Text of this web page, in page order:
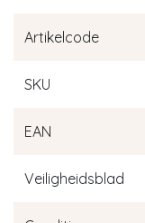
Artikelcode
SKU
EAN
Veiligheidsblad